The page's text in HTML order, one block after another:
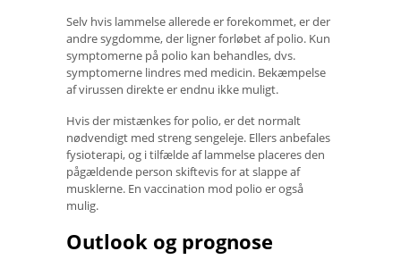
Selv hvis lammelse allerede er forekommet, er der
andre sygdomme, der ligner forløbet af polio. Kun
symptomerne på polio kan behandles, dvs.
symptomerne lindres med medicin. Bekæmpelse
af virussen direkte er endnu ikke muligt.
Hvis der mistænkes for polio, er det normalt
nødvendigt med streng sengeleje. Ellers anbefales
fysioterapi, og i tilfælde af lammelse placeres den
pågældende person skiftevis for at slappe af
musklerne. En vaccination mod polio er også
mulig.
Outlook og prognose